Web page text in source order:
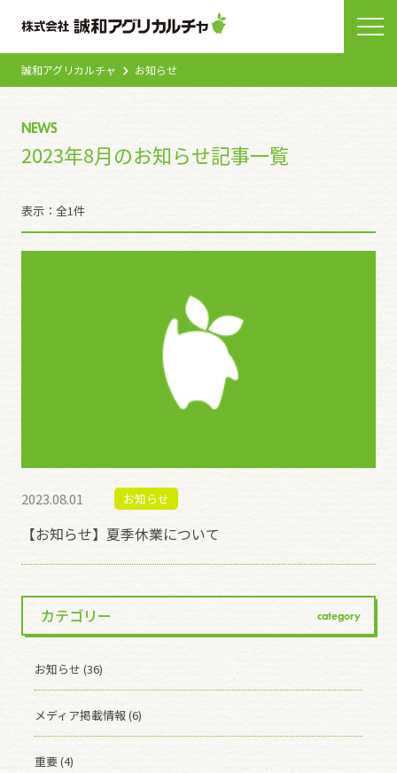
誠和アグリカルチャ お知らせ
NEWS
2023年8月のお知らせ記事一覧
表示：全1件
2023.08.01 お知らせ
【お知らせ】夏季休業について
カテゴリー category
お知らせ (36)
メディア掲載情報 (6)
重要 (4)